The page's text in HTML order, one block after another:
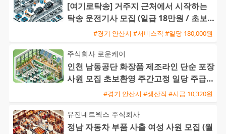
[여기로탁송] 거주지 근처에서 시작하는
탁송 운전기사 모집 (일급 18만원 / 초보
및 외국인 가능)
#경기 안산시 #서비스직 #일당 180,000원
주식회사 로운케이
인천 남동공단 화장품 제조라인 단순 포장
사원 모집 초보환영 주간고정 일당 주급
#경기 안산시 #생산직 #시급 10,320원
유진네트웍스 주식회사
정남 자동차 부품 사출 여성 사원 모집 (월